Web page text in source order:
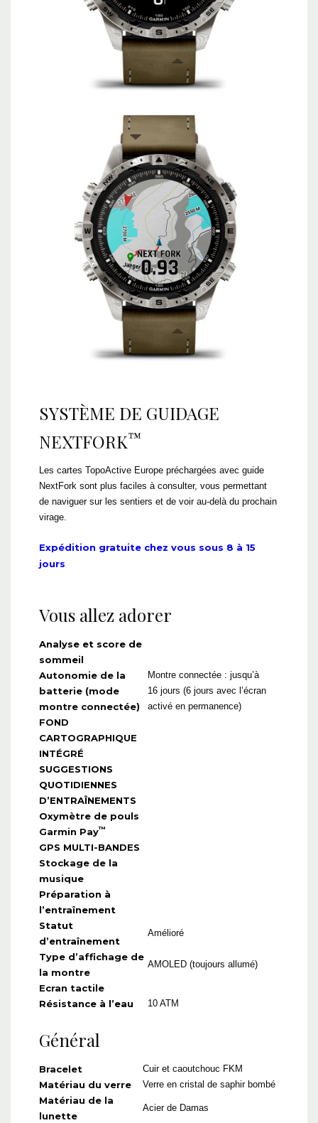
SYSTÈME DE GUIDAGE
NEXTFORK™
Les cartes TopoActive Europe préchargées avec guide
NextFork sont plus faciles à consulter, vous permettant
de naviguer sur les sentiers et de voir au-delà du prochain
virage.
Expédition gratuite chez vous sous 8 à 15
jours
Vous allez adorer
Analyse et score de
sommeil
Autonomie de la
batterie (mode
montre connectée)
Montre connectée : jusqu’à
16 jours (6 jours avec l’écran
activé en permanence)
FOND
CARTOGRAPHIQUE
INTÉGRÉ
SUGGESTIONS
QUOTIDIENNES
D’ENTRAÎNEMENTS
Oxymètre de pouls
Garmin Pay™
GPS MULTI-BANDES
Stockage de la
musique
Préparation à
l’entraînement
Statut
d’entraînement
Amélioré
Type d’affichage de
la montre
AMOLED (toujours allumé)
Ecran tactile
Résistance à l’eau
10 ATM
Général
Bracelet Cuir et caoutchouc FKM
Matériau du verre Verre en cristal de saphir bombé
Matériau de la
lunette
Acier de Damas